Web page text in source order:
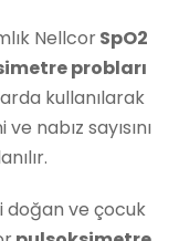
NellcorSpO2
probları
kullanılarak
nabız sayısını
doğan ve çocuk